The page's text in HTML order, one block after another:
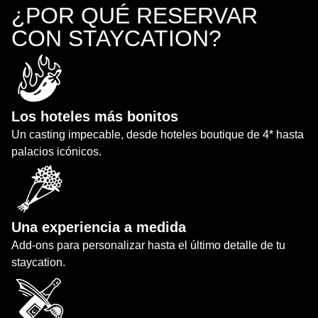
¿POR QUÉ RESERVAR
CON STAYCATION?
Los hoteles más bonitos
Un casting impecable, desde hoteles boutique de 4* hasta
palacios icónicos.
Una experiencia a medida
Add-ons para personalizar hasta el último detalle de tu
staycation.